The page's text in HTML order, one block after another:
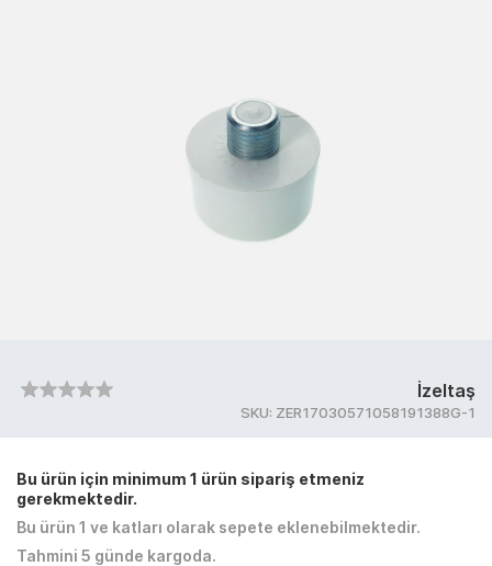
İzeltaş
SKU: ZER17030571058191388G-1
Bu ürün için minimum 1 ürün sipariş etmeniz
gerekmektedir.
Bu ürün 1 ve katları olarak sepete eklenebilmektedir.
Tahmini 5 günde kargoda.